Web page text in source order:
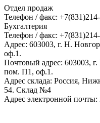
Отдел продаж
Телефон / факс:
Бухгалтерия
Телефон / факс:
Адрес: 603003, г. Н.
оф.1.
Почтовый адрес: 603003,
пом. П1, оф.1.
Адрес склада: Россия,
54. Склад №4
Адрес электронной почты: